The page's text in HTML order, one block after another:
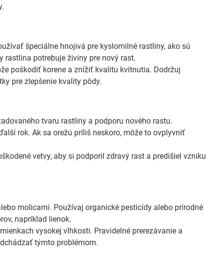
špeciálne hnojivá pre kyslomilné rastliny, ako sú
rastlina potrebuje živiny pre nový rast.
poškodiť korene a znížiť kvalitu kvitnutia. Dodržuj
pre zlepšenie kvality pôdy.
tvaru rastliny a podporu nového rastu.
rok. Ak sa orežú príliš neskoro, môže to ovplyvniť
vetvy, aby si podporil zdravý rast a predišiel vzniku
molicami. Používaj organické pesticídy alebo prírodné
napríklad lienok.
vysokej vlhkosti. Pravidelné prerezávanie a
týmto problémom.